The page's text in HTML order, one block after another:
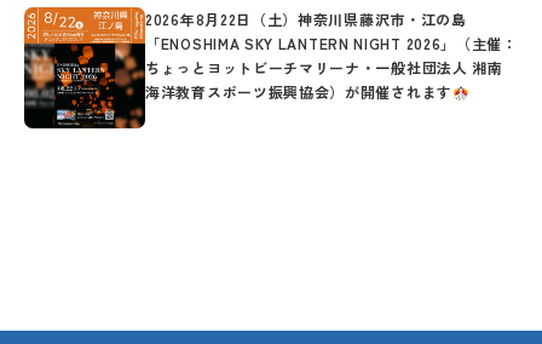
2026年8月22日（土）神奈川県藤沢市・江の島
「ENOSHIMA SKY LANTERN NIGHT 2026」（主催：
ちょっとヨットビーチマリーナ・一般社団法人 湘南
海洋教育スポーツ振興協会）が開催されます